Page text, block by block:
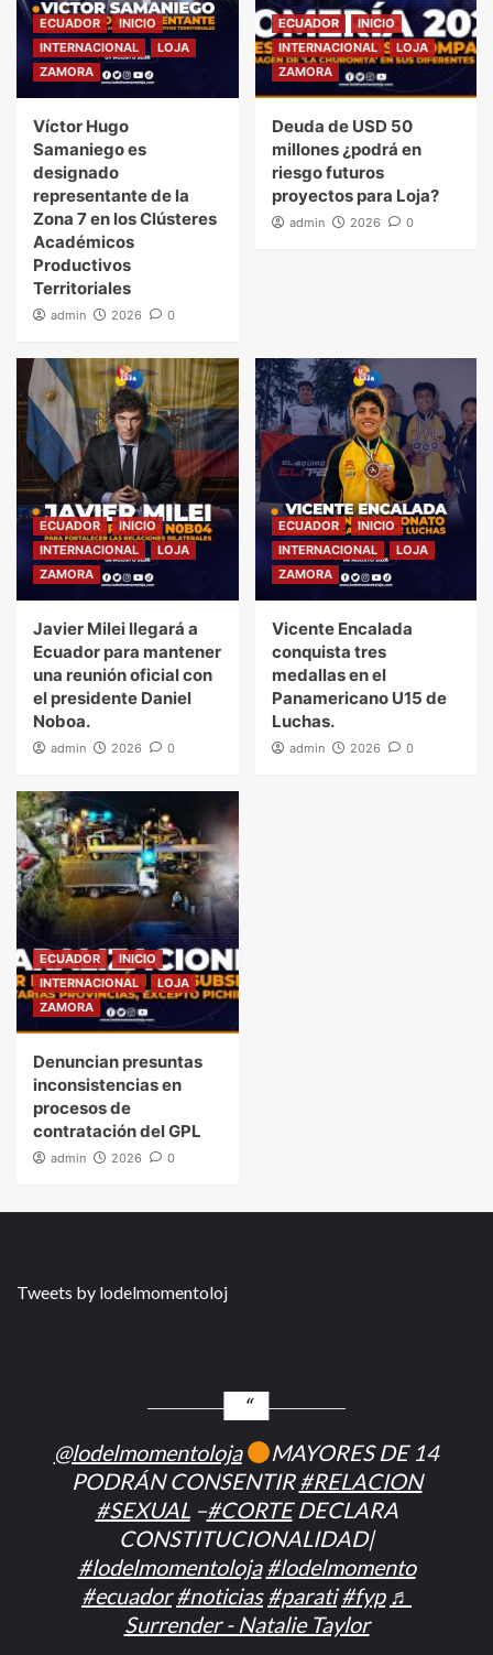
ECUADOR
INICIO
INTERNACIONAL
LOJA
ZAMORA
Víctor Hugo
Samaniego es
designado
representante de la
Zona 7 en los Clústeres
Académicos
Productivos
Territoriales
admin 2026 0
ECUADOR
INICIO
INTERNACIONAL
LOJA
ZAMORA
Deuda de USD 50
millones ¿podrá en
riesgo futuros
proyectos para Loja?
admin 2026 0
ECUADOR
INICIO
INTERNACIONAL
LOJA
ZAMORA
Javier Milei llegará a
Ecuador para mantener
una reunión oficial con
el presidente Daniel
Noboa.
admin 2026 0
ECUADOR
INICIO
INTERNACIONAL
LOJA
ZAMORA
Vicente Encalada
conquista tres
medallas en el
Panamericano U15 de
Luchas.
admin 2026 0
ECUADOR
INICIO
INTERNACIONAL
LOJA
ZAMORA
Denuncian presuntas
inconsistencias en
procesos de
contratación del GPL
admin 2026 0
Tweets by lodelmomentoloj
@lodelmomentoloja
MAYORES DE 14
PODRÁN CONSENTIR#RELACION
#SEXUAL–#CORTEDECLARA
CONSTITUCIONALIDAD|
#lodelmomentoloja #lodelmomento
#ecuador #noticias #parati #fyp ♬
Surrender - Natalie Taylor